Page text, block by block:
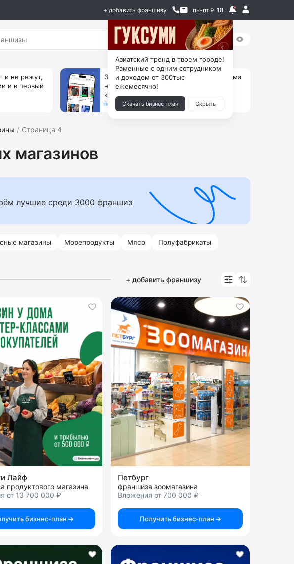
+ добавить франшизу пн-пт 9-18
и не режут,
и в первый
За 90 тыс. открой магазин на Авито, дома
ни коробок, ни товара, ни склада, зато
каждый месяц +125 тыс. чистыми
получить бизнес-план ↓
Страница 4
магазинов
лучшие среди 3000 франшиз
магазины Морепродукты Мясо
Полуфабрикаты
+ добавить франшизу
Лайф
продуктового магазина
от 13 700 000 ₽
бизнес-план
Петбург
франшиза зоомагазина
Вложения от 700 000 ₽
Получить бизнес-план
Азиатский тренд в твоем городе!
Раменные с одним сотрудником
и доходом от 300тыс
ежемесячно!
Скачать бизнес-план Скрыть